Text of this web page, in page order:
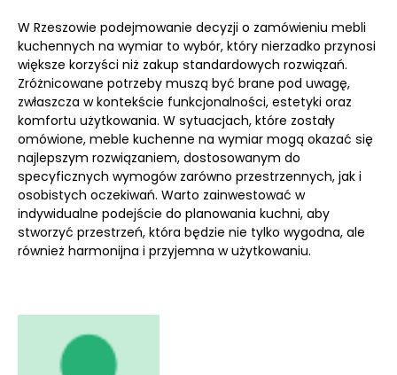
W Rzeszowie podejmowanie decyzji o zamówieniu mebli
kuchennych na wymiar to wybór, który nierzadko przynosi
większe korzyści niż zakup standardowych rozwiązań.
Zróżnicowane potrzeby muszą być brane pod uwagę,
zwłaszcza w kontekście funkcjonalności, estetyki oraz
komfortu użytkowania. W sytuacjach, które zostały
omówione, meble kuchenne na wymiar mogą okazać się
najlepszym rozwiązaniem, dostosowanym do
specyficznych wymogów zarówno przestrzennych, jak i
osobistych oczekiwań. Warto zainwestować w
indywidualne podejście do planowania kuchni, aby
stworzyć przestrzeń, która będzie nie tylko wygodna, ale
również harmonijna i przyjemna w użytkowaniu.